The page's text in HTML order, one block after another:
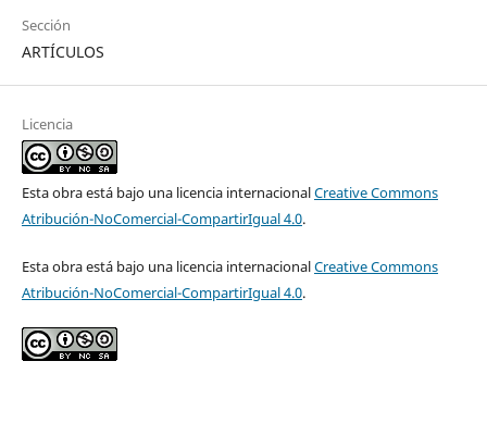
Sección
ARTÍCULOS
Licencia
Esta obra está bajo una licencia internacionalCreative Commons
Atribución-NoComercial-CompartirIgual 4.0.
Esta obra está bajo una licencia internacionalCreative Commons
Atribución-NoComercial-CompartirIgual 4.0.